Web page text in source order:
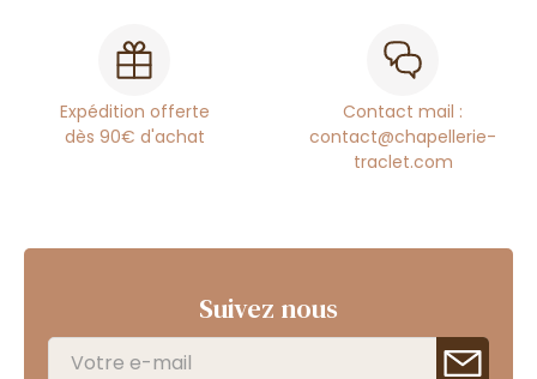
Expédition offerte
dès 90€ d'achat
Contact mail :
contact@chapellerie-
traclet.com
Suivez nous